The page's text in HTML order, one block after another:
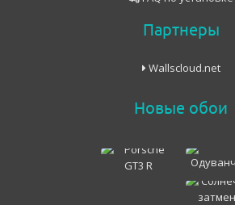
Партнеры
Wallscloud.net
Новые обои